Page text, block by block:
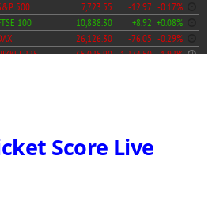
Score Live